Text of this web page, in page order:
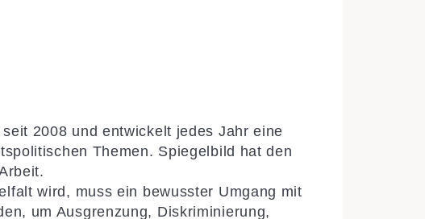
2008 und entwickelt jedes Jahr eine
Themen. Spiegelbild hat den
wird, muss ein bewusster Umgang mit
um Ausgrenzung, Diskriminierung,